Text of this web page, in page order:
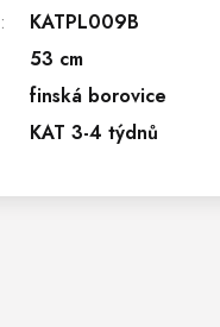
:
KATPL009B
53 cm
finská borovice
KAT 3-4 týdnů